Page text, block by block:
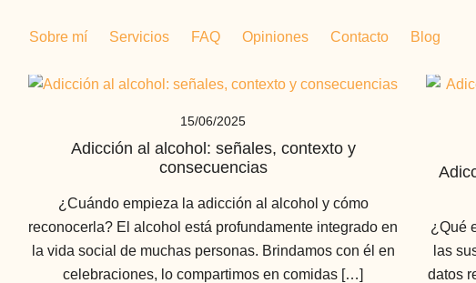
Sobre mí Servicios FAQ Opiniones Contacto Blog
15/06/2025
Adicción al alcohol: señales, contexto y
consecuencias
¿Cuándo empieza la adicción al alcohol y cómo
reconocerla? El alcohol está profundamente integrado en
la vida social de muchas personas. Brindamos con él en
celebraciones, lo compartimos en comidas […]
¿Qué
las
datos